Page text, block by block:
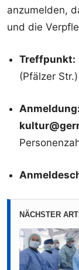
anzumelden,
und die
Treffpunkt:
(Pfälzer Str.)
Anmeldung:
NÄCHSTER